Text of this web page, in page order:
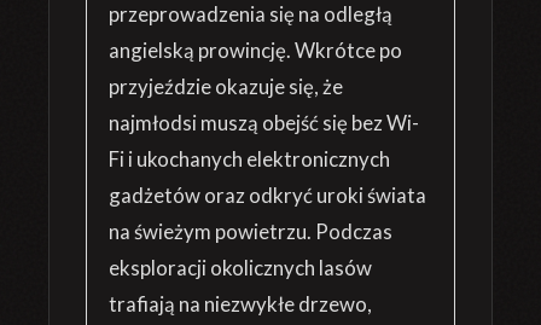
przeprowadzenia się na odległą
angielską prowincję. Wkrótce po
przyjeździe okazuje się, że
najmłodsi muszą obejść się bez Wi-
Fi i ukochanych elektronicznych
gadżetów oraz odkryć uroki świata
na świeżym powietrzu. Podczas
eksploracji okolicznych lasów
trafiają na niezwykłe drzewo,